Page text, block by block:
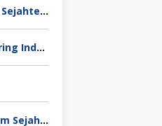
PT Garuda Daya Pratama Sejahtera
PT Panasonic Manufacturing Indonesia
PT Equalindo Makmur Alam Sejahtera (Equalindo Group)